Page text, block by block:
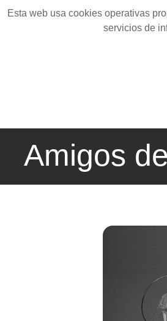
Esta web usa cookies operativas
servicios de
Amigos